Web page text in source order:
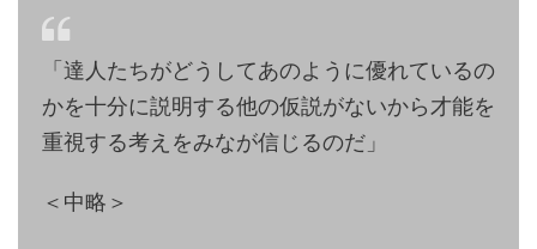
「達人たちがどうしてあのように優れているの
かを十分に説明する他の仮説がないから才能を
重視する考えをみなが信じるのだ」
＜中略＞